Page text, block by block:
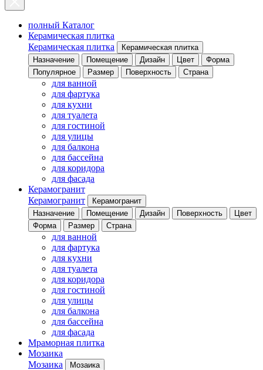
полный Каталог
Керамическая плитка
Керамическая плитка
Керамическая плитка
Назначение
Помещение Дизайн Цвет
Форма
Популярное
Размер Поверхность Страна
для ванной
для фартука
для кухни
для туалета
для гостиной
для улицы
для балкона
для бассейна
для коридора
для фасада
Керамогранит
Керамогранит
Керамогранит
Назначение
Помещение Дизайн Поверхность
Цвет
Форма
Размер Страна
для ванной
для фартука
для кухни
для туалета
для коридора
для гостиной
для улицы
для балкона
для бассейна
для фасада
Мраморная плитка
Мозаика
Мозаика
Мозаика